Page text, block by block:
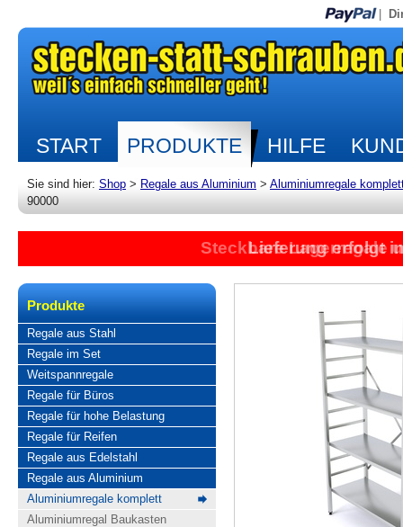
START PRODUKTE HILFE
Sie sind hier: Shop > Regale aus Aluminium > Aluminiumregale
90000
Steckbare Lagerregale
Lieferung erfolgt
Produkte
Regale aus Stahl
Regale im Set
Weitspannregale
Regale für Büros
Regale für hohe Belastung
Regale für Reifen
Regale aus Edelstahl
Regale aus Aluminium
Aluminiumregale komplett
Aluminiumregal Baukasten